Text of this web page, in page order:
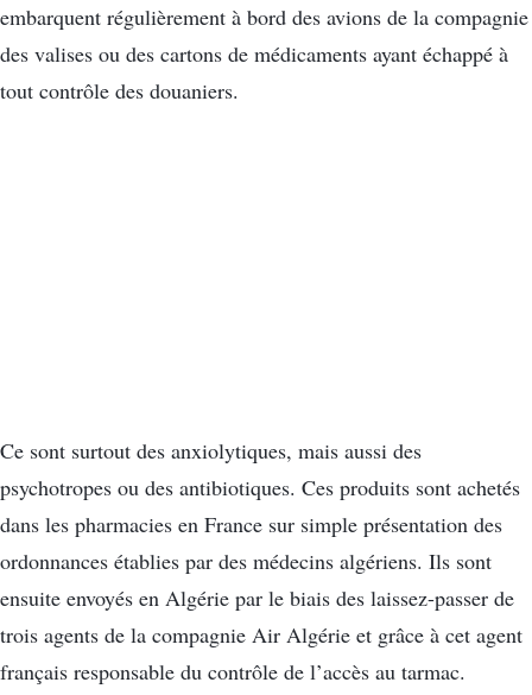
embarquent régulièrement à bord des avions de la compagnie
des valises ou des cartons de médicaments ayant échappé à
tout contrôle des douaniers.
Ce sont surtout des anxiolytiques, mais aussi des
psychotropes ou des antibiotiques. Ces produits sont achetés
dans les pharmacies en France sur simple présentation des
ordonnances établies par des médecins algériens. Ils sont
ensuite envoyés en Algérie par le biais des laissez-passer de
trois agents de la compagnie Air Algérie et grâce à cet agent
français responsable du contrôle de l’accès au tarmac.